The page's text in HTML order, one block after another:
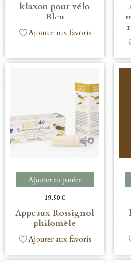
klaxon pour vélo
Bleu
Ajouter aux favoris
Ajouter au panier
19,90€
Appeaux Rossignol
philomèle
Ajouter aux favoris